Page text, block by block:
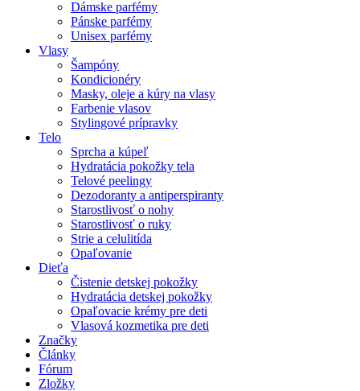
Dámske parfémy
Pánske parfémy
Unisex parfémy
Vlasy
Šampóny
Kondicionéry
Masky, oleje a kúry na vlasy
Farbenie vlasov
Stylingové prípravky
Telo
Sprcha a kúpeľ
Hydratácia pokožky tela
Telové peelingy
Dezodoranty a antiperspiranty
Starostlivosť o nohy
Starostlivosť o ruky
Strie a celulitída
Opaľovanie
Dieťa
Čistenie detskej pokožky
Hydratácia detskej pokožky
Opaľovacie krémy pre deti
Vlasová kozmetika pre deti
Značky
Články
Fórum
Zložky